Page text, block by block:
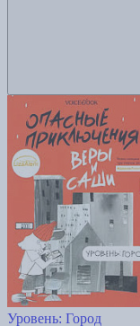
Уровень: Город